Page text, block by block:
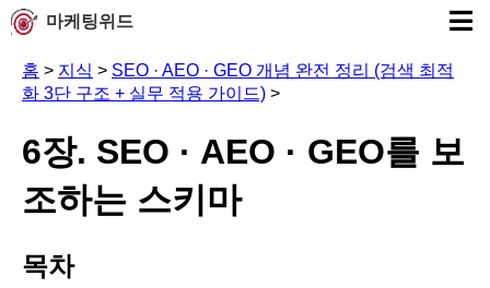
마케팅위드
홈 > 지식 > SEO · AEO · GEO 개념 완전 정리 (검색 최적
화 3단 구조 + 실무 적용 가이드) >
6장. SEO · AEO · GEO를 보
조하는 스키마
목차